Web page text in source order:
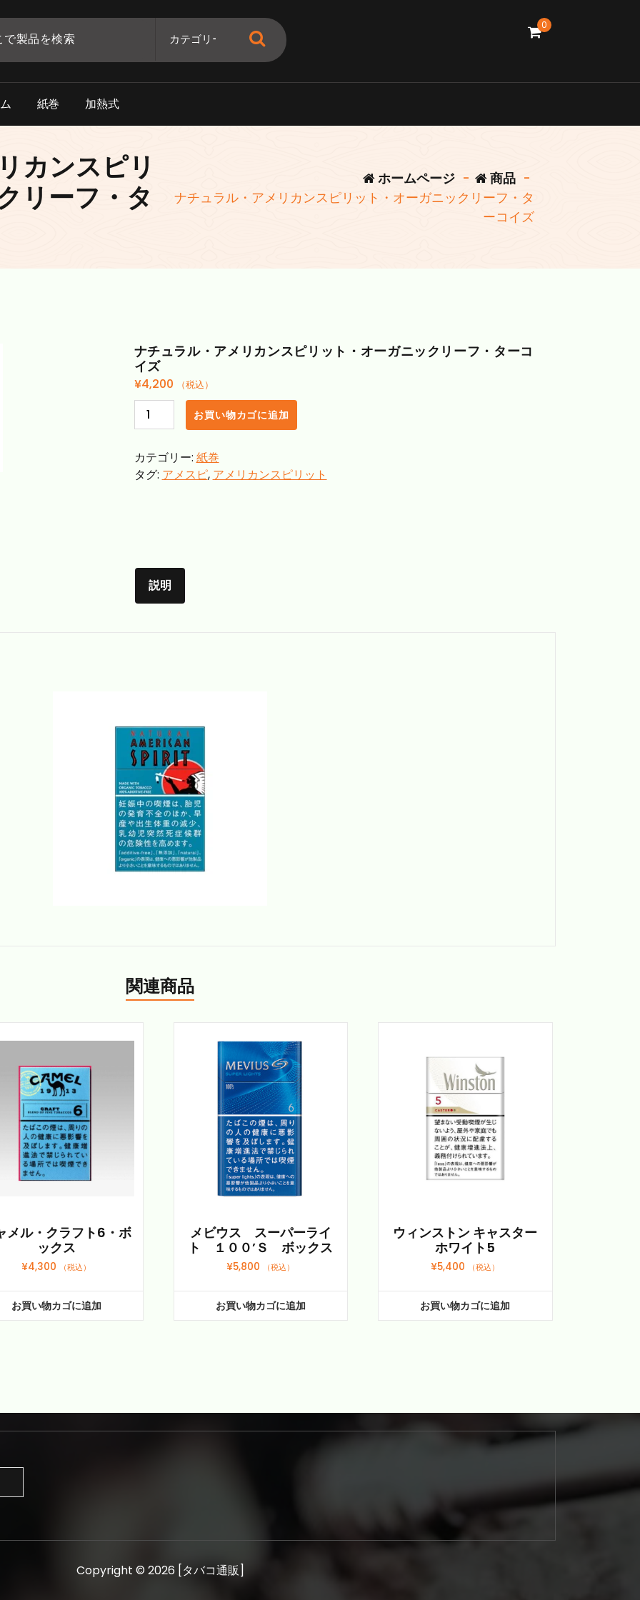
0
ム 紙巻 加熱式
カンスピリ
リーフ・タ
ホームページ - 商品 -
ナチュラル・アメリカンスピリット・オーガニックリーフ・タ
ーコイズ
ナチュラル・アメリカンスピリット・オーガニックリーフ・ターコ
イズ
¥4,200 （税込）
チ
ラ
ル・
ッ
ク
リ
ー
フ・
タ
ー
コ
イ
お買い物カゴに追加
カテゴリー: 紙巻
タグ: アメスピ, アメリカンスピリット
説明
関連商品
メル・クラフト6・ボ
ックス
¥4,300 （税込）
お買い物カゴに追加
メビウス スーパーライ
ト １００’Ｓ ボックス
¥5,800 （税込）
お買い物カゴに追加
ウィンストン キャスター
ホワイト5
¥5,400 （税込）
お買い物カゴに追加
Copyright © 2026 [タバコ通販]